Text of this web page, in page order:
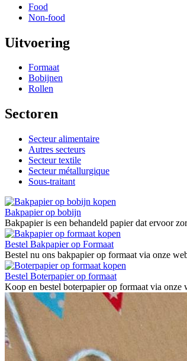
Food
Non-food
Uitvoering
Formaat
Bobijnen
Rollen
Sectoren
Secteur alimentaire
Autres secteurs
Secteur textile
Secteur métallurgique
Sous-traitant
Bakpapier op bobijn
Bakpapier is een behandeld papier dat ervoor
Bestel Bakpapier op Formaat
Bestel nu ons bakpapier op formaat via onze
Bestel Boterpapier op formaat
Koop en bestel boterpapier op formaat via